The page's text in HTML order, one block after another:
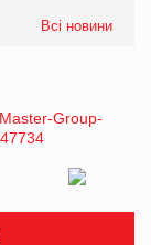
Всі новини